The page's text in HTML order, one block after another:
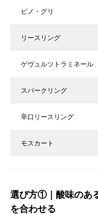
ピノ・グリ
リースリング
ゲヴュルツトラミネール
スパークリング
辛口リースリング
モスカート
選び方①｜酸味のあ
を合わせる